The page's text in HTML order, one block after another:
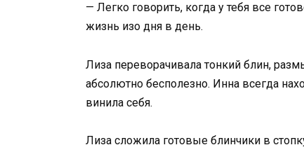
— Легко говорить, когда у тебя все
жизнь изо дня в день.
Лиза переворачивала тонкий блин,
абсолютно бесполезно. Инна всегда
винила себя.
Лиза сложила готовые блинчики в